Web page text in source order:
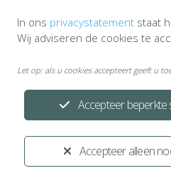
Accepteer alleen
Accepteer beperkte
In ons privacystatement staat
Wij adviseren de cookies te
Let op: als u cookies accepteert geeft u